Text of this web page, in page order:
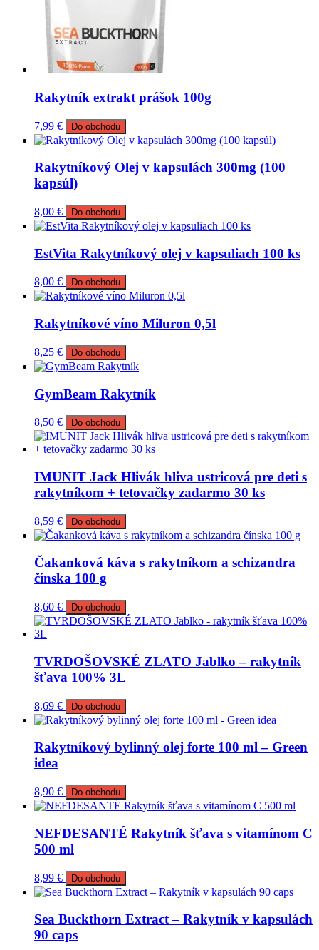
Rakytník extrakt prášok 100g
7,99 € Do obchodu
Rakytníkový Olej v kapsulách 300mg (100
kapsúl)
8,00 € Do obchodu
EstVita Rakytníkový olej v kapsuliach 100 ks
8,00 € Do obchodu
Rakytníkové víno Miluron 0,5l
8,25 € Do obchodu
GymBeam Rakytník
8,50 € Do obchodu
IMUNIT Jack Hlivák hliva ustricová pre deti s
rakytníkom + tetovačky zadarmo 30 ks
8,59 € Do obchodu
Čakanková káva s rakytníkom a schizandra
čínska 100 g
8,60 € Do obchodu
TVRDOŠOVSKÉ ZLATO Jablko – rakytník
šťava 100% 3L
8,69 € Do obchodu
Rakytníkový bylinný olej forte 100 ml – Green
idea
8,90 € Do obchodu
NEFDESANTÉ Rakytník šťava s vitamínom C
500 ml
8,99 € Do obchodu
Sea Buckthorn Extract – Rakytník v kapsulách
90 caps